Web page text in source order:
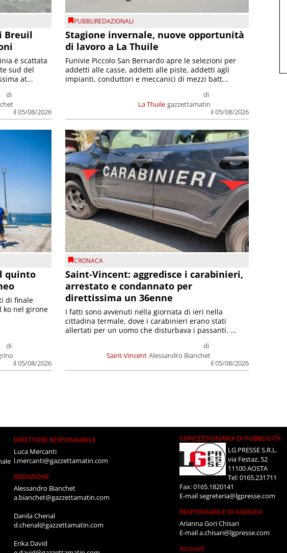
Breuil
di
il 05/08/2026
è scattata
sud del
at...
PUBBLIREDAZIONALI
Stagione invernale, nuove opportunità
di lavoro a La Thuile
La Thuile
di
gazzettamatin
il 05/08/2026
Funivie Piccolo San Bernardo apre le selezioni per
addetti alle casse, addetti alle piste, addetti agli
impianti, conduttori e meccanici di mezzi batt...
quinto
di
il 05/08/2026
di finale
ko nel girone
CRONACA
Saint-Vincent: aggredisce i carabinieri,
arrestato e condannato per
direttissima un 36enne
Saint-Vincent
di
Alessandro Bianchet
il 05/08/2026
I fatti sono avvenuti nella giornata di ieri nella
cittadina termale, dove i carabinieri erano stati
allertati per un uomo che disturbava i passanti. ...
DIRETTORE RESPONSABILE
Luca Mercanti
l.mercanti@gazzettamatin.com
REDAZIONE
Alessandro Bianchet
a.bianchet@gazzettamatin.com
Danila Chenal
d.chenal@gazzettamatin.com
Erika David
CONCESSIONARIA DI PUBBLICITÀ
LG PRESSE S.R.L.
via Festaz, 52
11100 AOSTA
Tel: 0165.231711
Fax: 0165.1820141
E-mailsegreteria@lgpresse.com
RESPONSABILE DI AGENZIA
Arianna Gori Chisari
E-maila.chisari@lgpresse.com
Account